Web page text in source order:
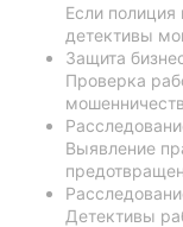
Если полиция
детективы
Защита
Проверка
Выявление
Детективы